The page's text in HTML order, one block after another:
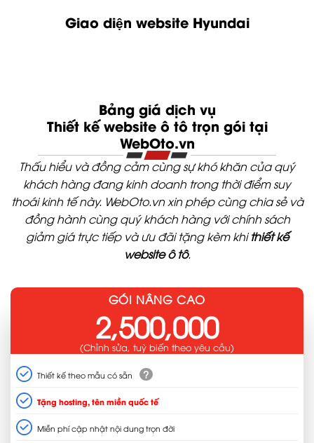
Giao diện website Hyundai
Bảng giá dịch vụ
Thiết kế website ô tô trọn gói tại
WebOto.vn
Thấu hiểu và đồng cảm cùng sự khó khăn của quý
khách hàng đang kinh doanh trong thời điểm suy
thoái kinh tế này. WebOto.vn xin phép cùng chia sẻ và
đồng hành cùng quý khách hàng với chính sách
giảm giá trực tiếp và ưu đãi tặng kèm khithiết kế
website ô tô.
GÓI NÂNG CAO
2,500,000
(Chỉnh sửa, tuỳ biến theo yêu cầu)
Thiết kế theo mẫu có sẵn ?
Tặng hosting, tên miền quốc tế
Miễn phí cập nhật nội dung trọn đời